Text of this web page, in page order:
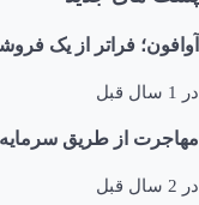
آوافون؛ فراتر از یک
در 1 سال قبل
مهاجرت از طریق
در 2 سال قبل